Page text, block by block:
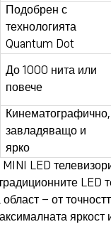
Подобрен с
технологията
Quantum Dot
До 1000 нита или
повече
Кинематографично,
завладяващо и
ярко
LED
LED
– от
яркост